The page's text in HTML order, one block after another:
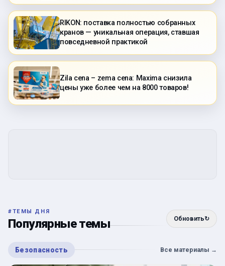
RIKON: поставка полностью собранных
кранов — уникальная операция, ставшая
повседневной практикой
Zila cena – zema cena: Maxima снизила
цены уже более чем на 8000 товаров!
#ТЕМЫ ДНЯ
Популярные темы Обновить↻
Безопасность Все материалы →